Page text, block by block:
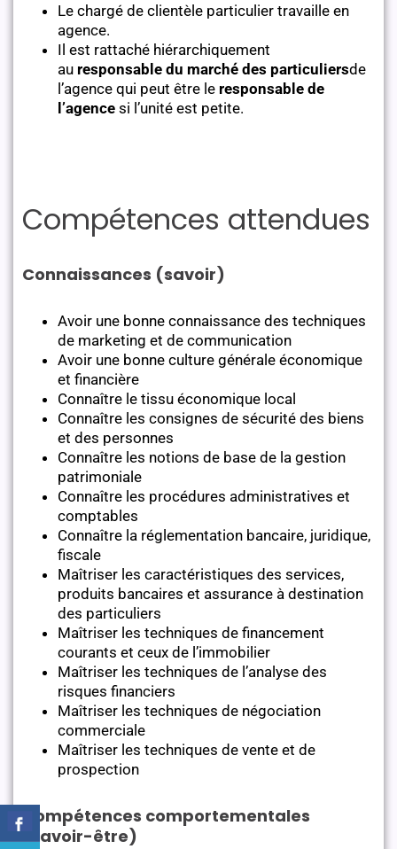
Le chargé de clientèle particulier travaille en
agence.
Il est rattaché hiérarchiquement
au responsable du marché des particuliersde
l’agence qui peut être le responsable de
l’agence si l’unité est petite.
Compétences attendues
Connaissances (savoir)
Avoir une bonne connaissance des techniques
de marketing et de communication
Avoir une bonne culture générale économique
et financière
Connaître le tissu économique local
Connaître les consignes de sécurité des biens
et des personnes
Connaître les notions de base de la gestion
patrimoniale
Connaître les procédures administratives et
comptables
Connaître la réglementation bancaire, juridique,
fiscale
Maîtriser les caractéristiques des services,
produits bancaires et assurance à destination
des particuliers
Maîtriser les techniques de financement
courants et ceux de l’immobilier
Maîtriser les techniques de l’analyse des
risques financiers
Maîtriser les techniques de négociation
commerciale
Maîtriser les techniques de vente et de
prospection
Compétences comportementales
(savoir-être)